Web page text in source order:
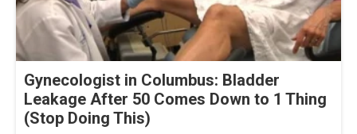
Gynecologist in Columbus: Bladder
Leakage After 50 Comes Down to 1 Thing
(Stop Doing This)